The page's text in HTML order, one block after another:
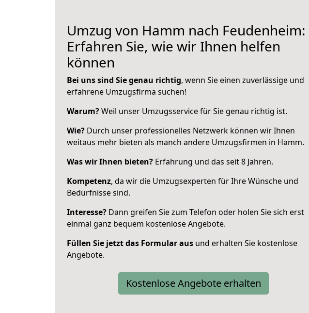
Umzug von Hamm nach Feudenheim:
Erfahren Sie, wie wir Ihnen helfen
können
Bei uns sind Sie genau richtig, wenn Sie einen zuverlässige und
erfahrene Umzugsfirma suchen!
Warum?Weil unser Umzugsservice für Sie genau richtig ist.
Wie? Durch unser professionelles Netzwerk können wir Ihnen
weitaus mehr bieten als manch andere Umzugsfirmen in Hamm.
Was wir Ihnen bieten? Erfahrung und das seit 8 Jahren.
Kompetenz, da wir die Umzugsexperten für Ihre Wünsche und
Bedürfnisse sind.
Interesse? Dann greifen Sie zum Telefon oder holen Sie sich erst
einmal ganz bequem kostenlose Angebote.
Füllen Sie jetzt das Formular aus und erhalten Sie kostenlose
Angebote.
Kostenlose Angebote erhalten